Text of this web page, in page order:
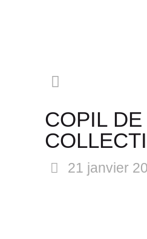
COPIL
21 janvier